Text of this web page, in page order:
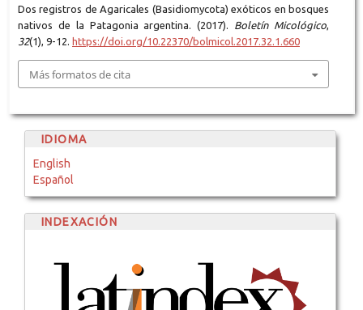
Dos registros de Agaricales (Basidiomycota) exóticos en bosques
nativos de la Patagonia argentina. (2017). Boletín Micológico,
32(1), 9-12. https://doi.org/10.22370/bolmicol.2017.32.1.660
Más formatos de cita
IDIOMA
English
Español
INDEXACIÓN